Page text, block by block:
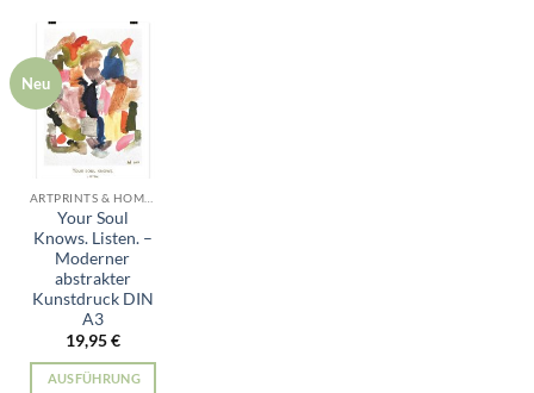
mehrere
Varianten
auf.
Die
Optionen
können
auf
der
Produktseite
gewählt
werden
Neu
Your Soul
Knows. Listen. –
Moderner
abstrakter
Kunstdruck DIN
A3
19,95€
AUSFÜHRUNG